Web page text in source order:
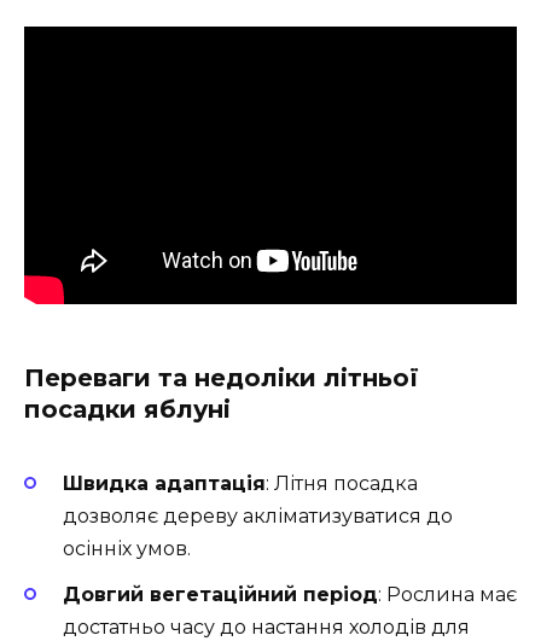
Переваги та недоліки літньої
посадки яблуні
Швидка адаптація: Літня посадка
дозволяє дереву акліматизуватися до
осінніх умов.
Довгий вегетаційний період: Рослина має
достатньо часу до настання холодів для